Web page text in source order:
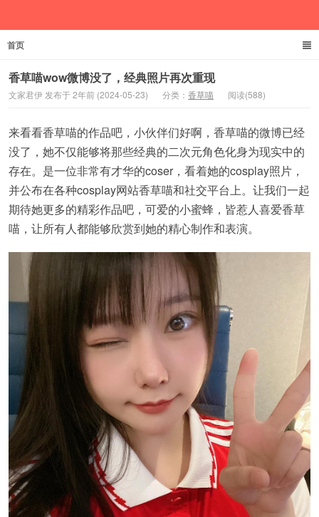
首页
香草喵wow微博没了，经典照片再次重现
文家君伊 发布于 2年前 (2024-05-23) 分类： 香草喵 阅读(588)
来看看香草喵的作品吧，小伙伴们好啊，香草喵的微博已经
没了，她不仅能够将那些经典的二次元角色化身为现实中的
存在。是一位非常有才华的coser，看着她的cosplay照片，
并公布在各种cosplay网站香草喵和社交平台上。让我们一起
期待她更多的精彩作品吧，可爱的小蜜蜂，皆惹人喜爱香草
喵，让所有人都能够欣赏到她的精心制作和表演。